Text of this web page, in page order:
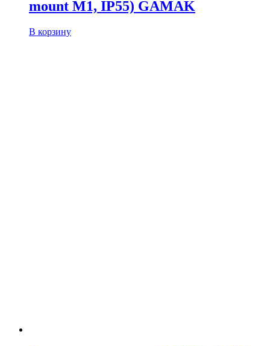
mount M1, IP55) GAMAK
В корзину